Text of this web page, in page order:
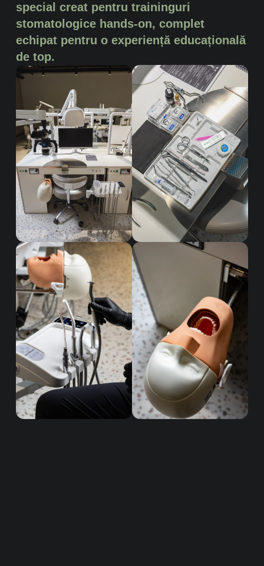
special creat pentru traininguri
stomatologice hands-on, complet
echipat pentru o experiență educațională
de top.